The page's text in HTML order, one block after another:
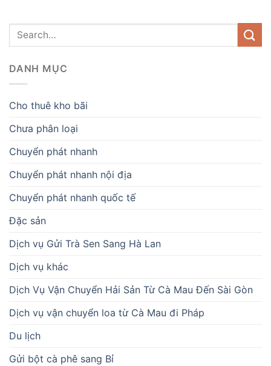
DANH MỤC
Cho thuê kho bãi
Chưa phân loại
Chuyển phát nhanh
Chuyển phát nhanh nội địa
Chuyển phát nhanh quốc tế
Đặc sản
Dịch vụ Gửi Trà Sen Sang Hà Lan
Dịch vụ khác
Dịch Vụ Vận Chuyển Hải Sản Từ Cà Mau Đến Sài Gòn
Dịch vụ vận chuyển loa từ Cà Mau đi Pháp
Du lịch
Gửi bột cà phê sang Bỉ